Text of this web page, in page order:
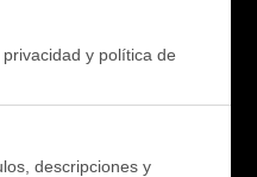
y política de
descripciones y